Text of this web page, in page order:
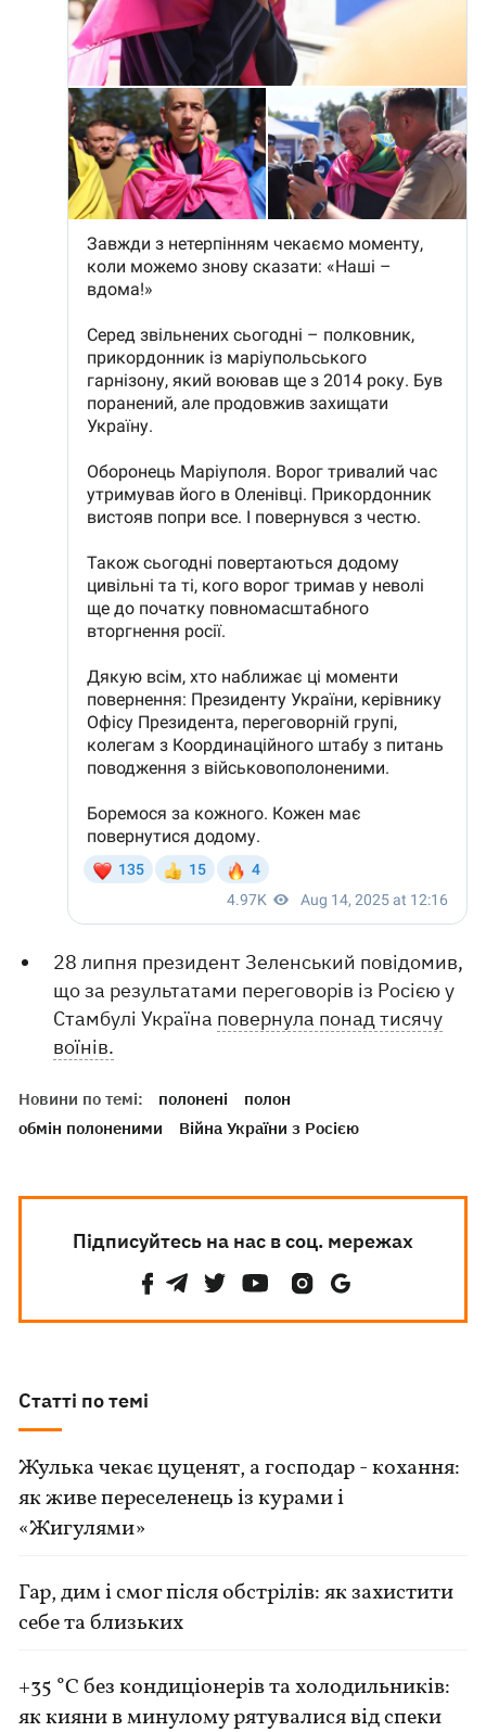
28 липня президент Зеленський повідомив,
що за результатами переговорів із Росією у
Стамбулі Україна повернула понад тисячу
воїнів.
Новини по темі: полонені
полон
обмін полоненими
Війна України з Росією
Підписуйтесь на нас в соц. мережах
Статті по темі
Жулька чекає цуценят, а господар - кохання:
як живе переселенець із курами і
«Жигулями»
Гар, дим і смог після обстрілів: як захистити
себе та близьких
+35 °C без кондиціонерів та холодильників:
як кияни в минулому рятувалися від спеки